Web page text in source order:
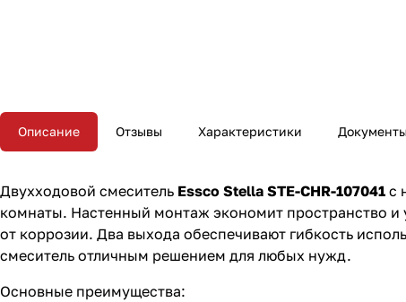
Описание Отзывы Характеристики Документы
Двухходовой смеситель Essco Stella STE-CHR-107041 с
комнаты. Настенный монтаж экономит пространство и
от коррозии. Два выхода обеспечивают гибкость
смеситель отличным решением для любых нужд.
Основные преимущества: